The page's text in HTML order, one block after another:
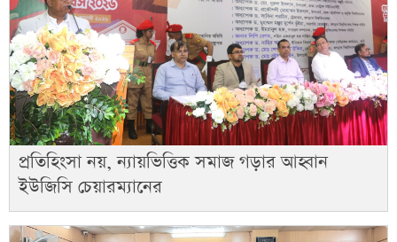
প্রতিহিংসা নয়, ন্যায়ভিত্তিক সমাজ গড়ার আহ্বান
ইউজিসি চেয়ারম্যানের